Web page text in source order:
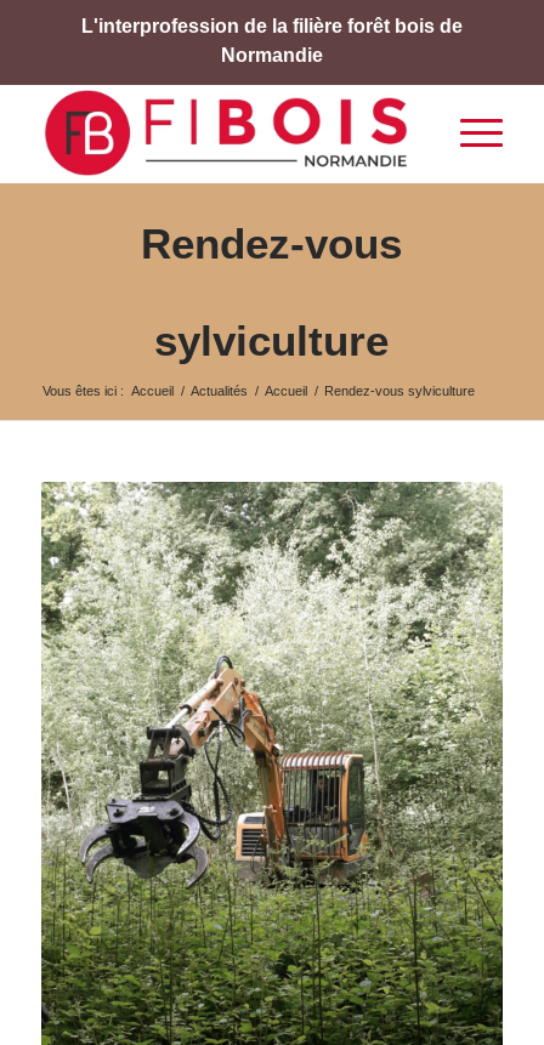
L'interprofession de la filière forêt bois de
Normandie
Rendez-vous
sylviculture
Vous êtes ici : Accueil / Actualités / Accueil / Rendez-vous sylviculture